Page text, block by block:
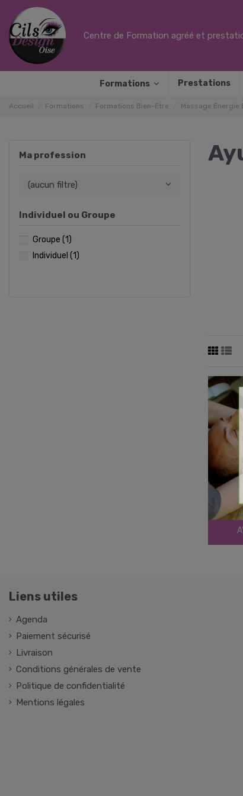
Centre de Formation agréé et
Formations Prestations
Accueil Formations Formations Bien-Être Massage Énergie
Ma profession
(aucun filtre)
Individuel ou Groupe
Groupe (1)
Individuel (1)
Liens utiles
Agenda
Paiement sécurisé
Livraison
Conditions générales de vente
Politique de confidentialité
Mentions légales